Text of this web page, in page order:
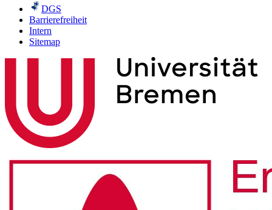
DGS
Barrierefreiheit
Intern
Sitemap